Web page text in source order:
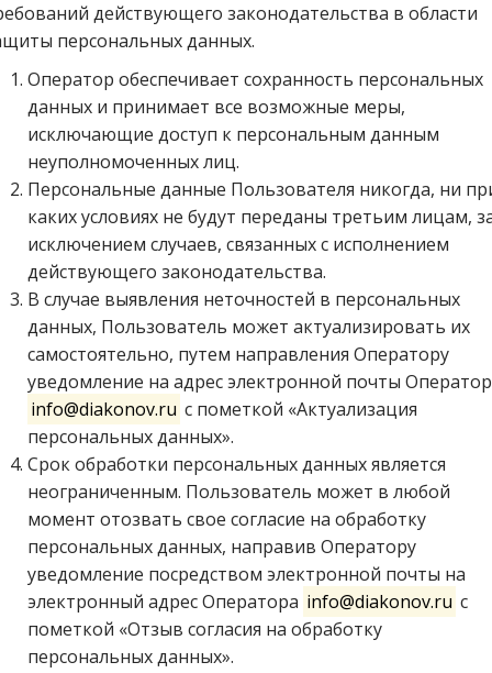
действующего законодательства в области
персональных данных.
Оператор обеспечивает сохранность персональных
данных и принимает все возможные меры,
исключающие доступ к персональным данным
неуполномоченных лиц.
Персональные данные Пользователя никогда, ни
каких условиях не будут переданы третьим лицам,
исключением случаев, связанных с исполнением
действующего законодательства.
В случае выявления неточностей в персональных
данных, Пользователь может актуализировать их
самостоятельно, путем направления Оператору
уведомление на адрес электронной почты
info@diakonov.ru с пометкой «Актуализация
персональных данных».
Срок обработки персональных данных является
неограниченным. Пользователь может в любой
момент отозвать свое согласие на обработку
персональных данных, направив Оператору
уведомление посредством электронной почты на
электронный адрес Оператора info@diakonov.ru с
пометкой «Отзыв согласия на обработку
персональных данных».